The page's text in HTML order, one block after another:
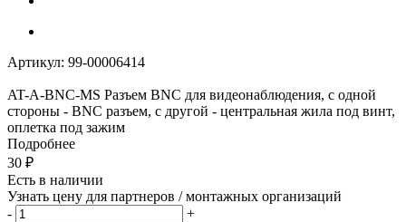
Артикул: 99-00006414
AT-A-BNC-MS Разъем BNC для видеонаблюдения, с одной
стороны - BNC разъем, с другой - центральная жила под винт,
оплетка под зажим
Подробнее
30 ₽
Есть в наличии
Узнать цену для партнеров / монтажных организаций
-
+